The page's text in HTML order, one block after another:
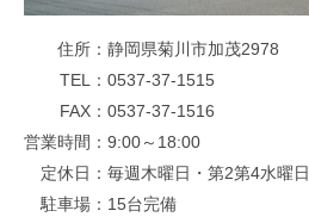
住所
静岡県菊川市加茂2978
TEL
0537-37-1515
FAX
0537-37-1516
営業時間
9:00～18:00
定休日
毎週木曜日・第2第4水曜日
駐車場
15台完備